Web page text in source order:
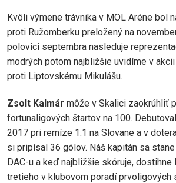
Kvôli výmene trávnika v MOL Aréne bol
proti Ružomberku preložený na
polovici septembra nasleduje
modrých potom najbližšie uvidíme v
proti Liptovskému Mikulášu.
Zsolt Kalmár môže v Skalici zaokrúhliť
fortunaligových štartov na 100.
2017 pri remíze 1:1 na Slovane a v
si pripísal 36 gólov. Náš kapitán sa
DAC-u a keď najbližšie skóruje, dostihne
tretieho v klubovom poradí prvoligových